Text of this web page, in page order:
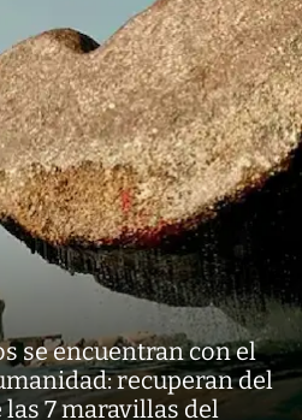
se encuentran con el
recuperan del
7 maravillas del